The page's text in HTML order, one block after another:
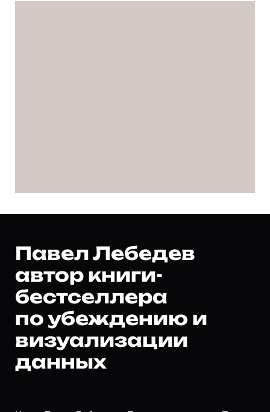
Павел Лебедев
автор книги-
бестселлера
по убеждению и
визуализации
данных